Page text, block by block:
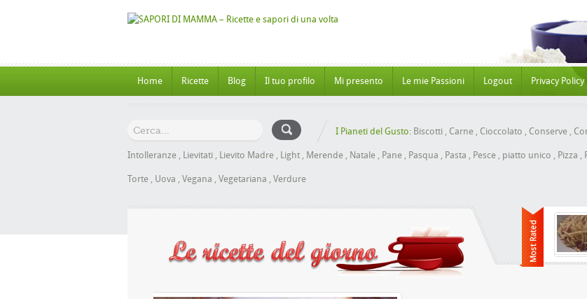
Home Ricette Blog Il tuo profilo Mi presento Le mie Passioni Logout Privacy Policy
I Pianeti del Gusto: Biscotti , Carne , Cioccolato , Conserve ,
Intolleranze , Lievitati , Lievito Madre , Light , Merende , Natale , Pane , Pasqua , Pasta , Pesce , piatto unico , Pizza ,
Torte , Uova , Vegana , Vegetariana , Verdure